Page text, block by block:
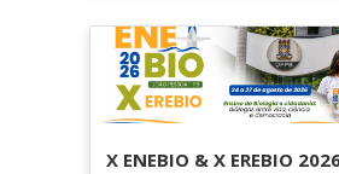
X ENEBIO & X EREBIO